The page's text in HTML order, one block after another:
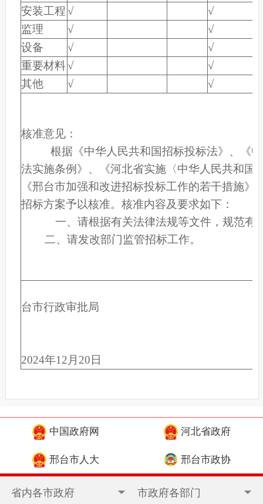
安装工程√ √
监理
√ √
设备
√ √
重要材料√ √
其他
√ √
核准意见：
根据《中华人民共和国招标投标法》、《中
法实施条例》、《河北省实施〈中华人民共和国
《邢台市加强和改进招标投标工作的若干措施》
招标方案予以核准。核准内容及要求如下：
一、请根据有关法律法规等文件，规范有
二、请发改部门监管招标工作。
台市行政审批局
2024年12月20 日
中国政府网 河北省政府
邢台市人大 邢台市政协
省内各市政府 市政府各部门